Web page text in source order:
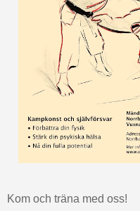
Kom och träna med oss!